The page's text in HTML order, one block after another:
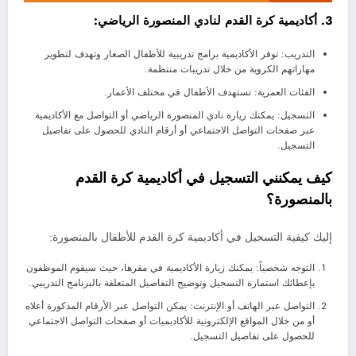
3. أكاديمية كرة القدم لنادي المنصورة الرياضي:
التدريب: توفر الأكاديمية برامج تدريبية للأطفال الصغار وتهدف لتطوير
مهاراتهم الكروية من خلال تدريبات منتظمة.
الفئات العمرية: تستهدف الأطفال في مختلف الأعمار.
التسجيل: يمكنك زيارة نادي المنصورة الرياضي أو التواصل مع الأكاديمية
عبر صفحات التواصل الاجتماعي أو أرقام النادي للحصول على تفاصيل
التسجيل.
كيف يمكنني التسجيل في أكاديمية كرة القدم
بالمنصورة؟
إليك كيفية التسجيل في أكاديمية كرة القدم للأطفال بالمنصورة:
التوجه شخصياً: يمكنك زيارة الأكاديمية في مقرها، حيث سيقوم الموظفون
بإعطائك استمارة التسجيل وتوضيح التفاصيل المتعلقة بالبرنامج التدريبي.
التواصل عبر الهاتف أو الإنترنت: يمكن التواصل عبر الأرقام المذكورة أعلاه
أو من خلال المواقع الإلكترونية للأكاديميات أو صفحات التواصل الاجتماعي
للحصول على تفاصيل التسجيل.